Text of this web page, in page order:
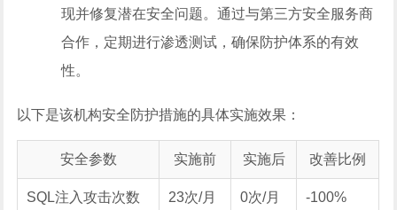
现并修复潜在安全问题。通过与第三方安全服务商
合作，定期进行渗透测试，确保防护体系的有效
性。
以下是该机构安全防护措施的具体实施效果：
安全参数 实施前 实施后 改善比例
SQL注入攻击次数 23次/月 0次/月 -100%